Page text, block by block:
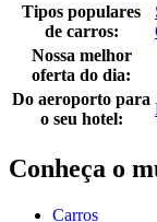
Tipos populares
de carros:
Nossa melhor
oferta do dia:
Do aeroporto para
o seu hotel:
Conheça o
Carros